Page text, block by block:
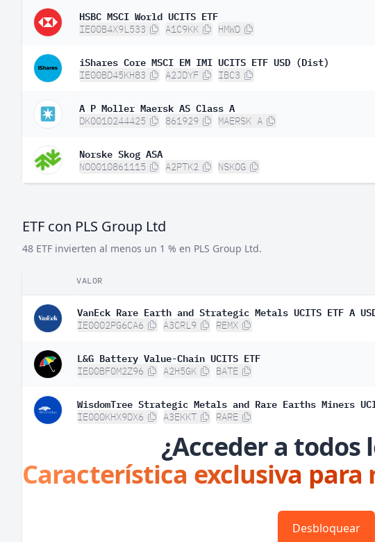
HSBC MSCI World UCITS ETF
IE00B4X9L533 A1C9KK HMWD
iShares Core MSCI EM IMI UCITS ETF USD (Dist)
IE00BD45KH83 A2JDYF IBC3
A P Moller Maersk AS Class A
DK0010244425 861929 MAERSK A
Norske Skog ASA
NO0010861115 A2PTK2 NSKOG
ETF con PLS Group Ltd
48 ETF invierten al menos un 1 % en PLS Group Ltd.
VALOR
VanEck Rare Earth and Strategic Metals UCITS ETF A
IE0002PG6CA6 A3CRL9 REMX
L&G Battery Value-Chain UCITS ETF
IE00BF0M2Z96 A2H5GK BATE
WisdomTree Strategic Metals and Rare Earths Miners
IE000KHX9DX6 A3EKKT RARE
¿Acceder a todos
Característica exclusiva
Desbloquear